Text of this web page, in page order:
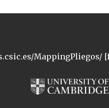
MappingPliegos/